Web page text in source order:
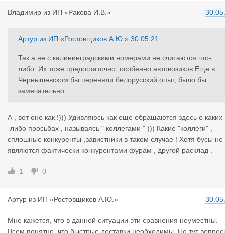
Владимир из ИП «Ракова И.В.»
Артур из ИП «Ростовщиков А.Ю.» 30.05.21
Так а не с калининградскими номерами не считаются что-
либо. Их тоже предостаточно, особенно автовозиков.Еще в
Чернышевском бы переняли белорусский опыт, было бы
замечательно.
А , вот оно как !))) Удивляюсь как еще обращаются здесь о каких
-либо просьбах , называясь " коллегами " ))) Какие "коллеги" ,
сплошные конкуренты-,завистники в таком случае ! Хотя бусы не
являются фактически конкурентами фурам , другой расклад .
1 0
Артур из ИП «Ростовщиков А.Ю.»
Мне кажется, что в данной ситуации эти сравнения неуместны.